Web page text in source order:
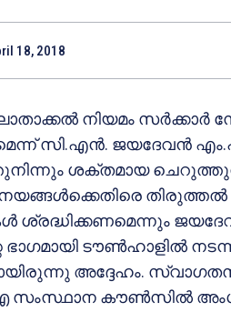
18, 2018
നിയമം സര്‍ക്കാര്‍
സി.എന്‍. ജയദേവന്‍
ശക്തമായ
ശ്രദ്ധിക്കണമെന്നും
ഭാഗമായി ടൗണ്‍ഹാളില്‍
അദ്ദേഹം.
സംസ്ഥാന കൗണ്‍സില്‍